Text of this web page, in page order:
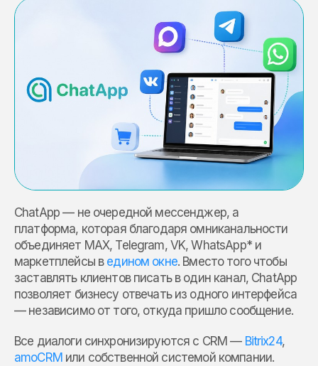
ChatApp — не очередной мессенджер, а
платформа, которая благодаря омниканальности
объединяет MAX, Telegram, VK, WhatsApp* и
маркетплейсы в едином окне. Вместо того чтобы
заставлять клиентов писать в один канал, ChatApp
позволяет бизнесу отвечать из одного интерфейса
— независимо от того, откуда пришло сообщение.
Все диалоги синхронизируются с CRM — Bitrix24,
amoCRM или собственной системой компании.